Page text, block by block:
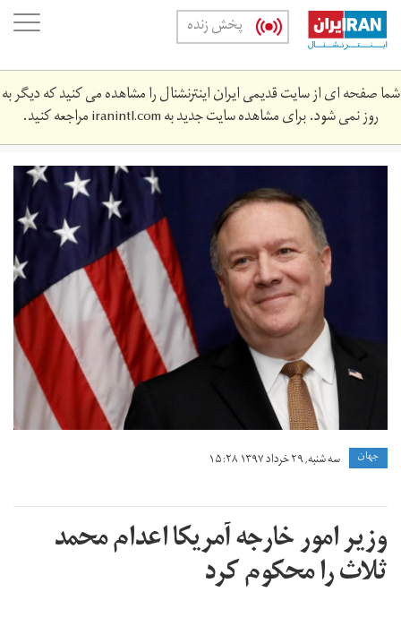
Skip
main
content
پخش زنده
شما صفحه ای از سایت قدیمی ایران اینترنشنال را مشاهده می کنید که دیگر به
روز نمی شود. برای مشاهده سایت جدید بهiranintl.comمراجعه کنید.
2018-
pompeo.jpg
جهان سه شنبه, ۲۹ خرداد ۱۳۹۷ ۱۵:۲۸
وزیر امور خارجه آمریکا اعدام محمد
ثلاث را محکوم کرد